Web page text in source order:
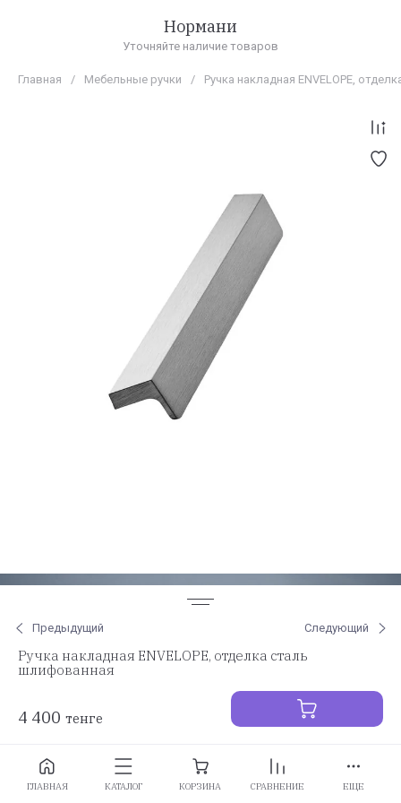
Нормани
Уточняйте наличие товаров
Главная / Мебельные ручки / Ручка накладная ENVELOPE,
Предыдущий Следующий
Ручка накладная ENVELOPE, отделка сталь
шлифованная
4 400 тенге
Заказать
ГЛАВНАЯ КАТАЛОГ КОРЗИНА СРАВНЕНИЕ ЕЩЕ